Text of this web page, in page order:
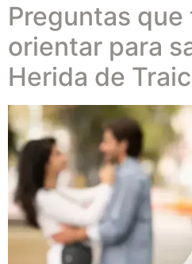
Preguntas
orientar para
Herida de